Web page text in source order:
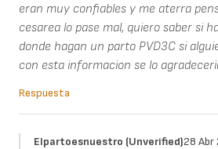
eran muy confiables y me aterra
cesarea lo pase mal, quiero saber si
donde hagan un parto PVD3C si
con esta informacion se lo
Respuesta
Elpartoesnuestro (unverified)28 Abr